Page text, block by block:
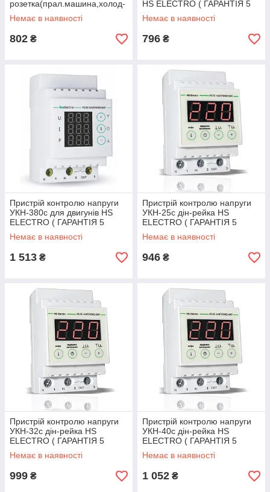
розетка(прал.машина,холод-
к)2,5кВт HS ELECTRO (
ГАРАНТІЯ 5 РОКІВ)
Немає в наявності
802 ₴
HS ELECTRO ( ГАРАНТІЯ 5
РОКІВ)
Немає в наявності
796 ₴
Пристрій контролю напруги
УКН-380с для двигунів HS
ELECTRO ( ГАРАНТІЯ 5
РОКІВ)
Немає в наявності
1 513 ₴
Пристрій контролю напруги
УКН-25с дін-рейка HS
ELECTRO ( ГАРАНТІЯ 5
РОКІВ)
Немає в наявності
946 ₴
Пристрій контролю напруги
УКН-32с дін-рейка HS
ELECTRO ( ГАРАНТІЯ 5
РОКІВ)
Немає в наявності
999 ₴
Пристрій контролю напруги
УКН-40с дін-рейка HS
ELECTRO ( ГАРАНТІЯ 5
РОКІВ)
Немає в наявності
1 052 ₴